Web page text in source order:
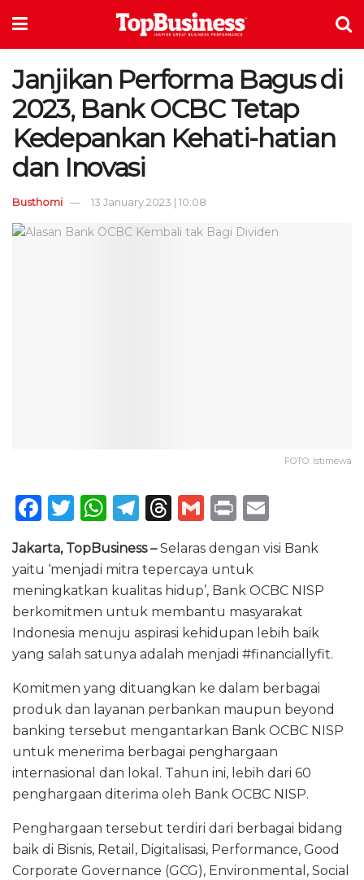
Janjikan Performa Bagus di
2023, Bank OCBC Tetap
Kedepankan Kehati-hatian
dan Inovasi
Busthomi 13 January 2023 | 10:08
FOTO: Istimewa
F
c
e
b
o
o
k
T
w
it
te
r
W
h
a
ts
A
p
p
T
e
g
ra
m
T
h
re
a
d
s
G
m
ai
l
P
n
t
m
ai
l
Jakarta, TopBusiness –Selaras dengan visi Bank
yaitu ‘menjadi mitra tepercaya untuk
meningkatkan kualitas hidup’, Bank OCBC NISP
berkomitmen untuk membantu masyarakat
Indonesia menuju aspirasi kehidupan lebih baik
yang salah satunya adalah menjadi #financiallyfit.
Komitmen yang dituangkan ke dalam berbagai
produk dan layanan perbankan maupun beyond
banking tersebut mengantarkan Bank OCBC NISP
untuk menerima berbagai penghargaan
internasional dan lokal. Tahun ini, lebih dari 60
penghargaan diterima oleh Bank OCBC NISP.
Penghargaan tersebut terdiri dari berbagai bidang
baik di Bisnis, Retail, Digitalisasi, Performance, Good
Corporate Governance (GCG), Environmental, Social